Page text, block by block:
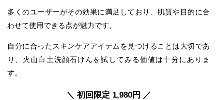
多くのユーザーがその効果に満足しており、肌質や目的に合
わせて使用できる点が魅力です。
自分に合ったスキンケアアイテムを見つけることは大切であ
り、火山白土洗顔石けんを試してみる価値は十分にありま
す。
＼ 初回限定 1,980円 ／